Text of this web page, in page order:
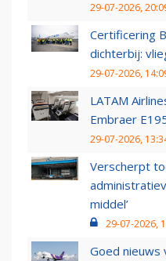
29-07-2026,
Certificering
dichterbij:
29-07-2026,
LATAM
Embraer
29-07-2026,
Verscherpt
middel’
29-07-2026,
Goed